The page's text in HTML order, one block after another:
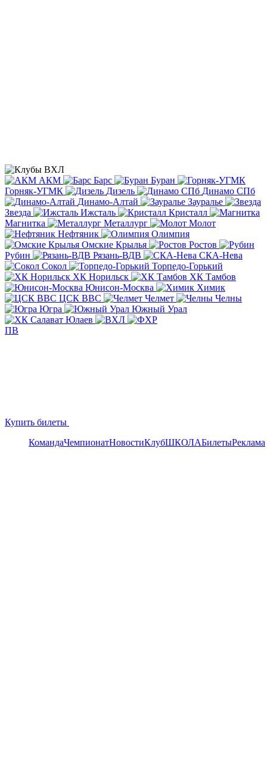
АКМ Барс
Буран
Горняк-УГМК
Дизель
Динамо СПб
Динамо-Алтай
Зауралье
Звезда
Ижсталь
Кристалл
Магнитка
Металлург
Молот
Нефтяник
Олимпия
Омские Крылья
Ростов
Рубин
Рязань-ВДВ
СКА-Нева
Сокол
Торпедо-Горький
ХК Норильск
ХК Тамбов
Юнисон-Москва
Химик
ЦСК ВВС
Челмет
Челны
Югра
Южный Урал
ПВ
Купить билеты
КомандаЧемпионатНовостиКлубШКОЛАБилетыРеклама